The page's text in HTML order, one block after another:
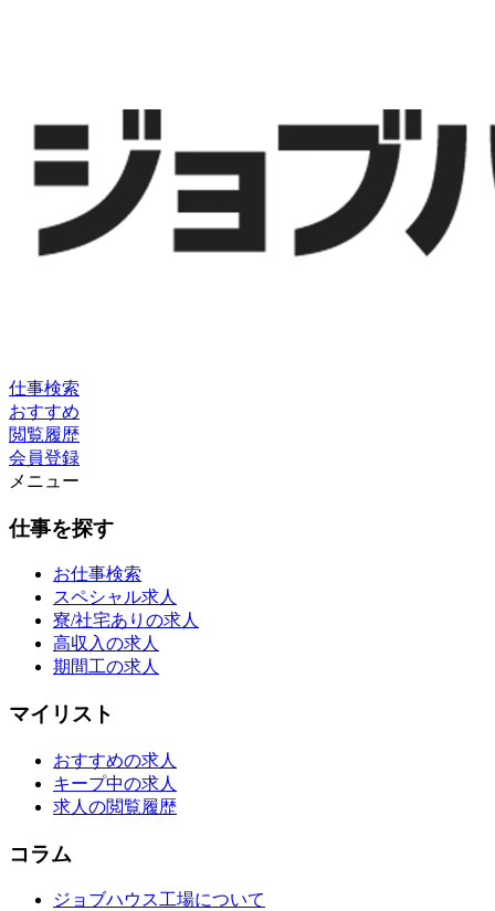
仕事検索
おすすめ
閲覧履歴
会員登録
メニュー
仕事を探す
お仕事検索
スペシャル求人
寮/社宅ありの求人
高収入の求人
期間工の求人
マイリスト
おすすめの求人
キープ中の求人
求人の閲覧履歴
コラム
ジョブハウス工場について